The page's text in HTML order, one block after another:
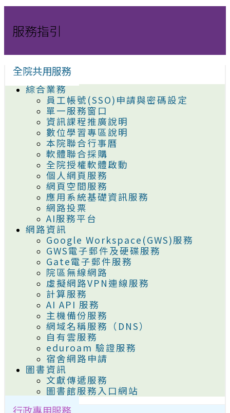
服務指引
全院共用服務
綜合業務
員工帳號(SSO)申請與密碼設定
單一服務窗口
資訊課程推廣說明
數位學習專區說明
本院聯合行事曆
軟體聯合採購
全院授權軟體啟動
個人網頁服務
網頁空間服務
應用系統基礎資訊服務
網路投票
AI服務平台
網路資訊
Google Workspace(GWS)服務
GWS電子郵件及硬碟服務
Gate電子郵件服務
院區無線網路
虛擬網路VPN連線服務
計算服務
AI API 服務
主機備份服務
網域名稱服務（DNS）
自有雲服務
eduroam 驗證服務
宿舍網路申請
圖書資訊
文獻傳遞服務
圖書館服務入口網站